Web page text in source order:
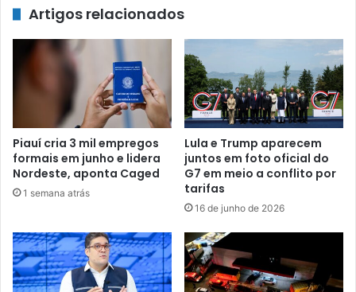
Artigos relacionados
Piauí cria 3 mil empregos
formais em junho e lidera
Nordeste, aponta Caged
1 semana atrás
Lula e Trump aparecem
juntos em foto oficial do
G7 em meio a conflito por
tarifas
16 de junho de 2026